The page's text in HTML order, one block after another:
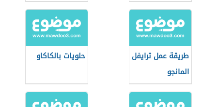
طريقة عمل ترايفل
المانجو
حلويات بالكاكاو